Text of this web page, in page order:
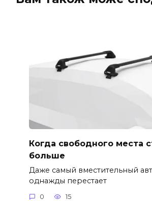
Когда свободного места
больше
Даже самый вместительный
однажды перестает
0 15